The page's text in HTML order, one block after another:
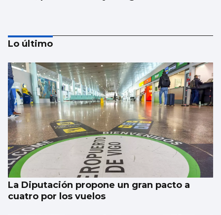
SUCESOS
Un guardia civil gallego mata su expareja y
es abatido por sus compañeros en Llanes
Lo último
La Diputación propone un gran pacto a
cuatro por los vuelos